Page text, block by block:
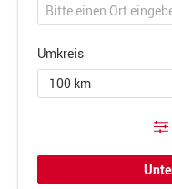
Umkreis